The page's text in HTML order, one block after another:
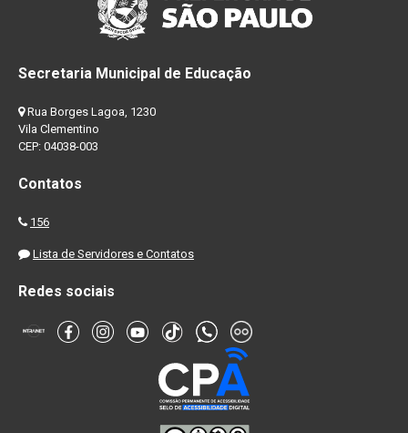
Secretaria Municipal de Educação
Rua Borges Lagoa, 1230
Vila Clementino
CEP: 04038-003
Contatos
156
Lista de Servidores e Contatos
Redes sociais